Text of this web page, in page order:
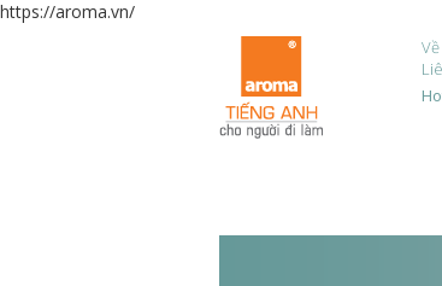
https://aroma.vn/